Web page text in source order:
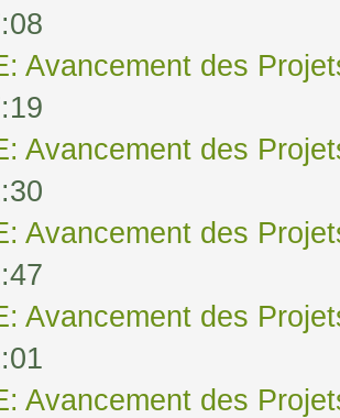
Avancement des
Avancement des
Avancement des
Avancement des
Avancement des